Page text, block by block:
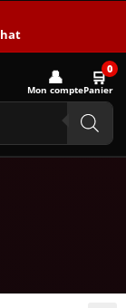
👤
Mon compte
🛒0
Panier